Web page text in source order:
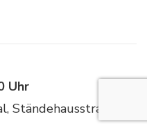
Uhr
Ständehausstraße 4